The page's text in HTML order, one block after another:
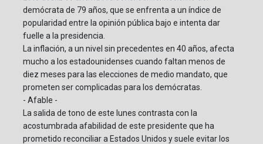
demócrata de 79 años, que se enfrenta a un índice de
popularidad entre la opinión pública bajo e intenta dar
fuelle a la presidencia.
La inflación, a un nivel sin precedentes en 40 años, afecta
mucho a los estadounidenses cuando faltan menos de
diez meses para las elecciones de medio mandato, que
prometen ser complicadas para los demócratas.
- Afable -
La salida de tono de este lunes contrasta con la
acostumbrada afabilidad de este presidente que ha
prometido reconciliar a Estados Unidos y suele evitar los